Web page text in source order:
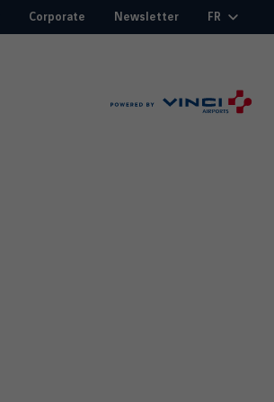
Corporate Newsletter FR